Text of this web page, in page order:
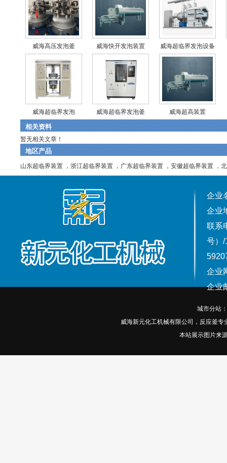
威海高压发泡釜 威海快开发泡装置 威海超临界发泡设备
威海超临界发泡 威海超临界发泡釜 威海超高装置
相关资料
暂无相关文章！
地区产品
山东超临界装置， 浙江超临界装置， 广东超临界装置， 安徽超临界装置，
企业
企业
联系
号）
企业
企业
城市分站：
威海新元化工机械有限公司，反应釜
本站展示图片来